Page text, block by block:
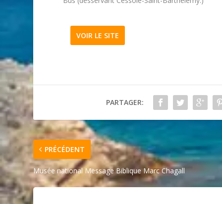
VOIR LE SITE
PARTAGER:
PRÉCÉDENT
Musée national Message Biblique Marc Chagall